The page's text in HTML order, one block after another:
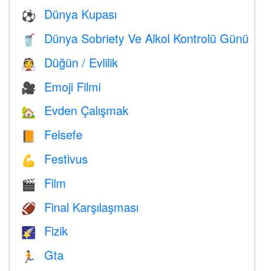
⚽ Dünya Kupası
🥤 Dünya Sobriety Ve Alkol Kontrolü Günü
👰 Düğün / Evlilik
🎥 Emoji Filmi
🏡 Evden Çalışmak
📙 Felsefe
💪 Festivus
🎬 Film
🏈 Final Karşılaşması
🌠 Fizik
🏃
Gta